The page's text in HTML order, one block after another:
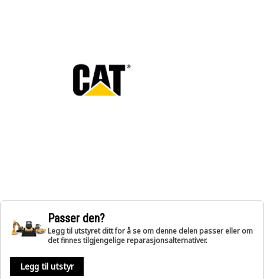
Passer den?
Legg til utstyret ditt for å se om denne delen passer eller om
det finnes tilgjengelige reparasjonsalternativer.
Legg til utstyr